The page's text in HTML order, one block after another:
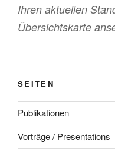
Ihren aktuellen
Übersichtskarte
SEITEN
Publikationen
Vorträge / Presentations